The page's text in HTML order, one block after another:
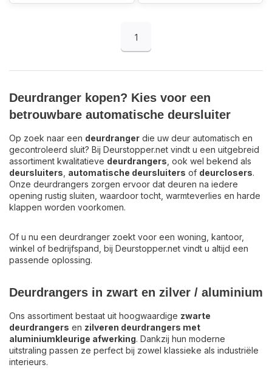
1
Deurdranger kopen? Kies voor een
betrouwbare automatische deursluiter
Op zoek naar een deurdranger die uw deur automatisch en
gecontroleerd sluit? Bij Deurstopper.net vindt u een uitgebreid
assortiment kwalitatieve deurdrangers , ook wel bekend als
deursluiters automatische deursluiters of deurclosers.
Onze deurdrangers zorgen ervoor dat deuren na iedere
opening rustig sluiten, waardoor tocht, warmteverlies en harde
klappen worden voorkomen.
Of u nu een deurdranger zoekt voor een woning, kantoor,
winkel of bedrijfspand, bij Deurstopper.net vindt u altijd een
passende oplossing.
Deurdrangers in zwart en zilver / aluminium
Ons assortiment bestaat uit hoogwaardige zwarte
deurdrangers en zilveren deurdrangers met
aluminiumkleurige afwerking. Dankzij hun moderne
uitstraling passen ze perfect bij zowel klassieke als industriële
interieurs.